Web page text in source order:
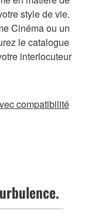
style de vie.
Cinéma ou un
le catalogue
interlocuteur
compatibilité